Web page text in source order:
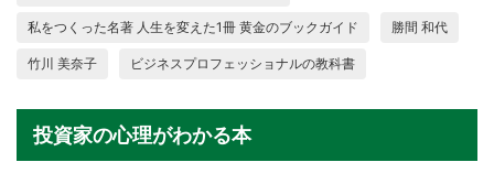
私をつくった名著 人生を変えた1冊 黄金のブックガイド 勝間 和代
竹川 美奈子 ビジネスプロフェッショナルの教科書
投資家の心理がわかる本